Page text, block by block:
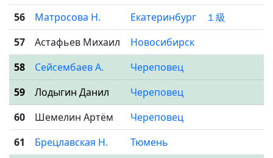
56 Матросова Н. Екатеринбург
１級
57
Астафьев Михаил
Новосибирск
58
Сейсембаев А.
Череповец
59
Лодыгин Данил
Череповец
60
Шемелин Артём
Череповец
61
Брецлавская Н.
Тюмень